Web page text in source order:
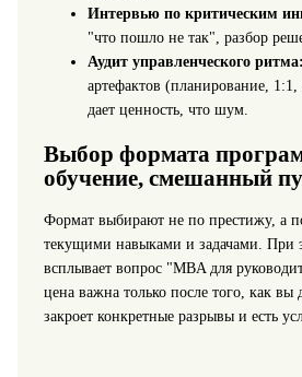
Интервью по критическим
"что пошло не так", разбор
Аудит управленческого ритма:
артефактов (планирование,
дает ценность, что шум.
Выбор формата
обучение, смешанный
Формат выбирают не по престижу, а
текущими навыками и задачами. При
всплывает вопрос "MBA для
цена важна только после того, как вы
закроет конкретные разрывы и есть